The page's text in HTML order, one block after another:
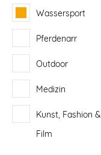
Wassersport
Pferdenarr
Outdoor
Medizin
Kunst, Fashion &
Film